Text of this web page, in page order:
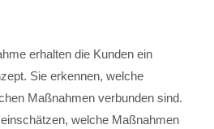
erhalten die Kunden ein
Sie erkennen, welche
Maßnahmen verbunden sind.
welche Maßnahmen